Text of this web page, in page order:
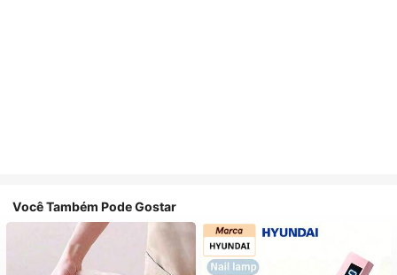
Você Também Pode Gostar